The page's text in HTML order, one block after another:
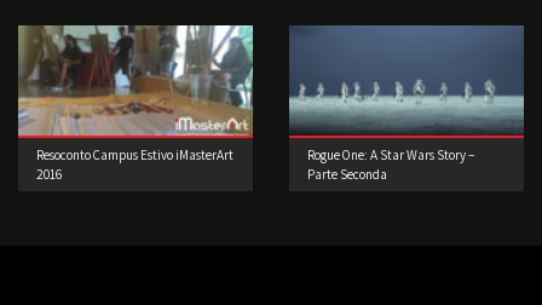
Resoconto Campus Estivo iMasterArt
2016
Rogue One: A Star Wars Story –
Parte Seconda